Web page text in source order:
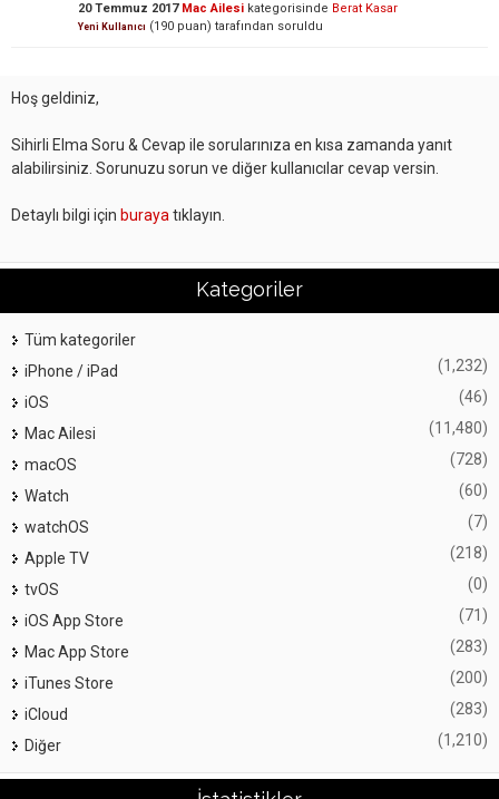
20 Temmuz 2017 Mac Ailesi kategorisinde Berat Kasar
Yeni Kullanıcı (190 puan) tarafından soruldu
Hoş geldiniz,
Sihirli Elma Soru & Cevap ile sorularınıza en kısa zamanda yanıt
alabilirsiniz. Sorunuzu sorun ve diğer kullanıcılar cevap versin.
Detaylı bilgi için buraya tıklayın.
Kategoriler
Tüm kategoriler
iPhone / iPad
(1,232)
iOS (46)
Mac Ailesi (11,480)
macOS (728)
Watch (60)
watchOS (7)
Apple TV (218)
tvOS (0)
iOS App Store (71)
Mac App Store (283)
iTunes Store (200)
iCloud (283)
Diğer (1,210)